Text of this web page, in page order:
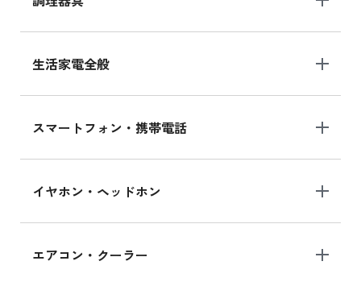
生活家電全般
スマートフォン・携帯電話
イヤホン・ヘッドホン
エアコン・クーラー